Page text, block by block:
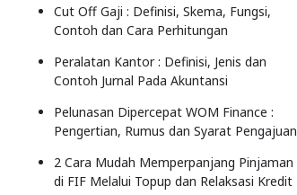
Cut Off Gaji : Definisi, Skema, Fungsi,
Contoh dan Cara Perhitungan
Peralatan Kantor : Definisi, Jenis dan
Contoh Jurnal Pada Akuntansi
Pelunasan Dipercepat WOM Finance :
Pengertian, Rumus dan Syarat Pengajuan
2 Cara Mudah Memperpanjang Pinjaman
di FIF Melalui Topup dan Relaksasi Kredit